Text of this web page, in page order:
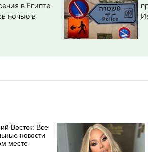
в Египте
ночью в
Восток: Все
новости
месте